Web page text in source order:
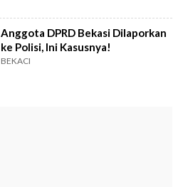
Anggota DPRD Bekasi Dilaporkan
ke Polisi, Ini Kasusnya!
BEKACI